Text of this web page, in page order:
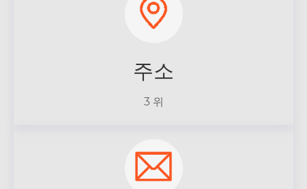
주소
3 위